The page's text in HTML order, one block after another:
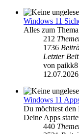
Windows 11
Alles zum
212
1736
Letzter
von paikk8
Windows 11
Du möchtest den
Deine Apps
440